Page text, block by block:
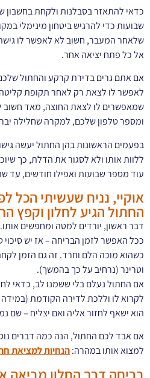
כדאי להתאזר בסבלנות ולקחת
שבועות כדי להרגיש ביטחון מינימלי
שלאחר המעבר, חשוב לא לאפשר לו
אל כל פתח יציאה אחר.
אם אתם גרים בדירת קרקע והחתול
שמאפשרים לו לצאת החוצה, מאד חשוב
ומספר טלפון שלכם, למקרה שחלילה
בפעמים הראשונות בהן החתול יעשה
ללוות אותו ולא לסגור את הדלת, כך
עוד מספר שבועות ואפילו חודשים, עד
אוקיי, נניח שעשיתי הכל
החתול הגיע לחלון וקפץ
דבר ראשון, יורדים למטה ומחפשים
ככל האפשר לזמן הבריחה – אז יש
כשהוא מוכה הלם וחרד. זה גם הזמן
וטרינר (נרחיב על כך בהמשך).
אם החתול נעלם בלי ששמנו לב, כדאי
לקרוא לו וללכת לדירה הקודמת
הוא ישאף לחזור אליה ואם יצליח – שם
אם אבד לכם החתול, הנה כמה דברים
למצוא אותו במהרה:הנחיות למציאת